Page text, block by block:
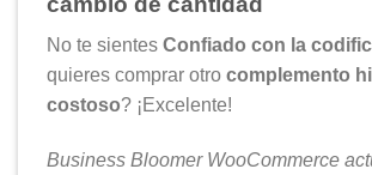
No te sientes Confiado con la
quieres comprar otro complemento
costoso? ¡Excelente!
Business Bloomer WooCommerce